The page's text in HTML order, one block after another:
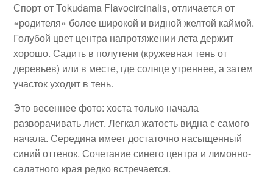
Спорт от Tokudama Flavocircinalis, отличается от
«родителя» более широкой и видной желтой каймой.
Голубой цвет центра напротяжении лета держит
хорошо. Садить в полутени (кружевная тень от
деревьев) или в месте, где солнце утреннее, а затем
участок уходит в тень.
Это весеннее фото: хоста только начала
разворачивать лист. Легкая жатость видна с самого
начала. Середина имеет достаточно насыщенный
синий оттенок. Сочетание синего центра и лимонно-
салатного края редко встречается.